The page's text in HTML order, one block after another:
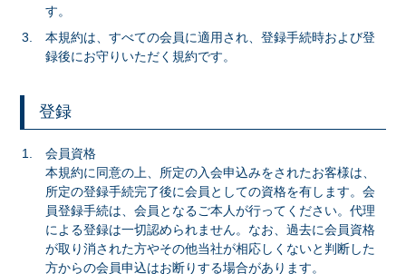
す。
本規約は、すべての会員に適用され、登録手続時および登
録後にお守りいただく規約です。
登録
会員資格
本規約に同意の上、所定の入会申込みをされたお客様は、
所定の登録手続完了後に会員としての資格を有します。会
員登録手続は、会員となるご本人が行ってください。代理
による登録は一切認められません。なお、過去に会員資格
が取り消された方やその他当社が相応しくないと判断した
方からの会員申込はお断りする場合があります。